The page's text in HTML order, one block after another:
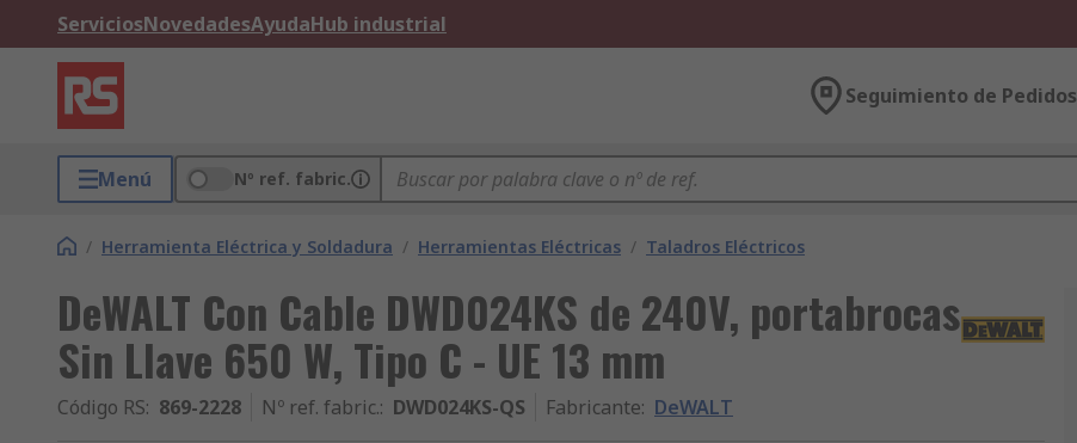
ServiciosNovedadesAyudaHub industrial
Seguimiento de Pedidos
Menú Nº ref. fabric.
/ Herramienta Eléctrica y Soldadura / Herramientas Eléctricas / Taladros Eléctricos
DeWALT Con Cable DWD024KS de 240V, portabrocas
Sin Llave 650 W, Tipo C - UE 13 mm
Código RS: 869-2228 Nº ref. fabric.: DWD024KS-QS Fabricante: DeWALT